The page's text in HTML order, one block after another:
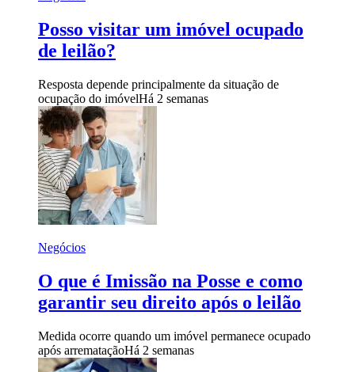
Posso visitar um imóvel ocupado
de leilão?
Resposta depende principalmente da situação de
ocupação do imóvelHá 2 semanas
Negócios
O que é Imissão na Posse e como
garantir seu direito após o leilão
Medida ocorre quando um imóvel permanece ocupado
após arremataçãoHá 2 semanas